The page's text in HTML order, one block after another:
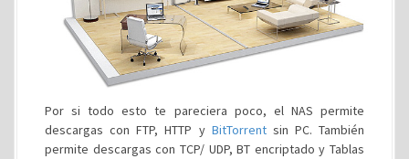
Por si todo esto te pareciera poco, el NAS permite
descargas con FTP, HTTP y BitTorrentsin PC. También
permite descargas con TCP/ UDP, BT encriptado y Tablas